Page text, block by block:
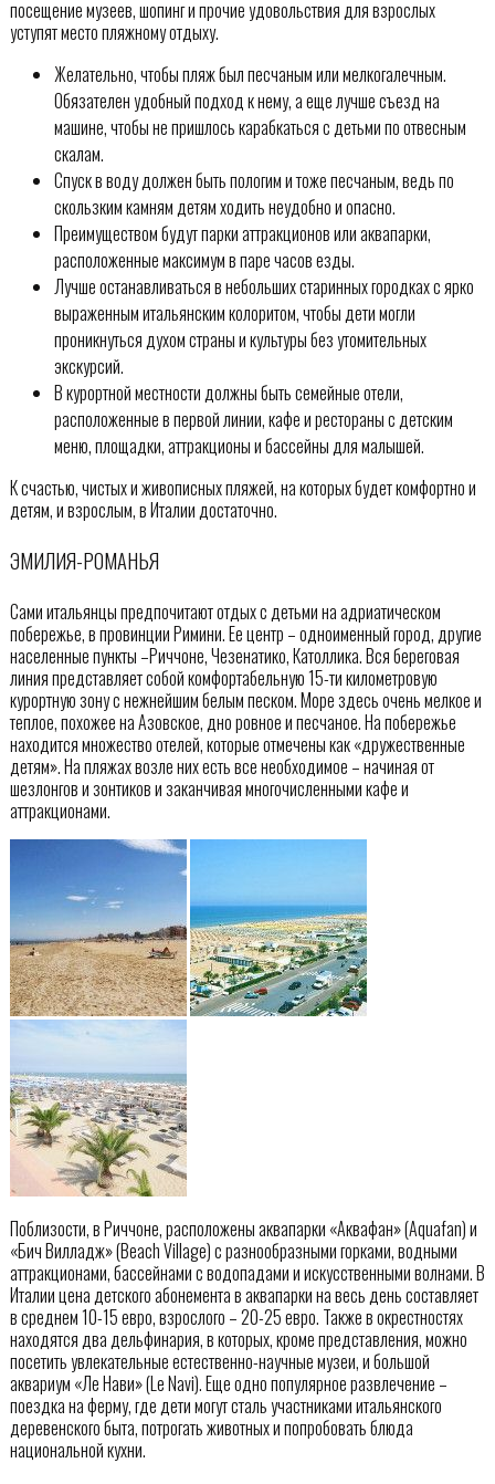
посещение музеев, шопинг и прочие удовольствия для взрослых
уступят место пляжному отдыху.
Желательно, чтобы пляж был песчаным или мелкогалечным.
Обязателен удобный подход к нему, а еще лучше съезд на
машине, чтобы не пришлось карабкаться с детьми по отвесным
скалам.
Спуск в воду должен быть пологим и тоже песчаным, ведь по
скользким камням детям ходить неудобно и опасно.
Преимуществом будут парки аттракционов или аквапарки,
расположенные максимум в паре часов езды.
Лучше останавливаться в небольших старинных городках с ярко
выраженным итальянским колоритом, чтобы дети могли
проникнуться духом страны и культуры без утомительных
экскурсий.
В курортной местности должны быть семейные отели,
расположенные в первой линии, кафе и рестораны с детским
меню, площадки, аттракционы и бассейны для малышей.
К счастью, чистых и живописных пляжей, на которых будет комфортно и
детям, и взрослым, в Италии достаточно.
ЭМИЛИЯ-РОМАНЬЯ
Сами итальянцы предпочитают отдых с детьми на адриатическом
побережье, в провинции Римини. Ее центр – одноименный город, другие
населенные пункты –Риччоне, Чезенатико, Католлика. Вся береговая
линия представляет собой комфортабельную 15-ти километровую
курортную зону с нежнейшим белым песком. Море здесь очень мелкое и
теплое, похожее на Азовское, дно ровное и песчаное. На побережье
находится множество отелей, которые отмечены как «дружественные
детям». На пляжах возле них есть все необходимое – начиная от
шезлонгов и зонтиков и заканчивая многочисленными кафе и
аттракционами.
Поблизости, в Риччоне, расположены аквапарки «Аквафан» (Aquafan) и
«Бич Вилладж» (Beach Village) с разнообразными горками, водными
аттракционами, бассейнами с водопадами и искусственными волнами. В
Италии цена детского абонемента в аквапарки на весь день составляет
в среднем 10-15 евро, взрослого – 20-25 евро. Также в окрестностях
находятся два дельфинария, в которых, кроме представления, можно
посетить увлекательные естественно-научные музеи, и большой
аквариум «Ле Нави» (Le Navi). Еще одно популярное развлечение –
поездка на ферму, где дети могут сталь участниками итальянского
деревенского быта, потрогать животных и попробовать блюда
национальной кухни.